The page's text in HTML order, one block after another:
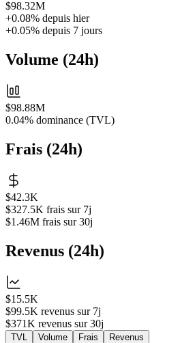
$98.32M
+0.08% depuis hier
+0.05% depuis 7 jours
Volume (24h)
$98.88M
0.04% dominance (TVL)
Frais (24h)
$42.3K
$327.5K frais sur 7j
$1.46M frais sur 30j
Revenus (24h)
$15.5K
$99.5K revenus sur 7j
$371K revenus sur 30j
TVL Volume Frais Revenus